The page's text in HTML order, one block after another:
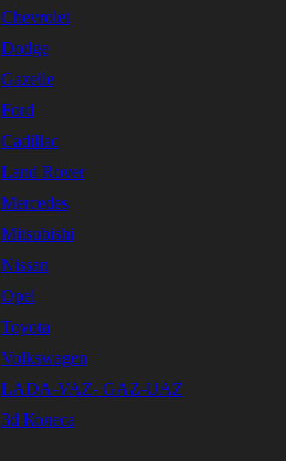
Chevrolet
Dodge
Gazelle
Ford
Cadillac
Land Rover
Mercedes
Mitsubishi
Nissan
Opel
Toyota
Volkswagen
LADA-VAZ- GAZ-UAZ
3d Колеса